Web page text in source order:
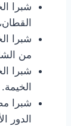
من
الخيمة.
الدور